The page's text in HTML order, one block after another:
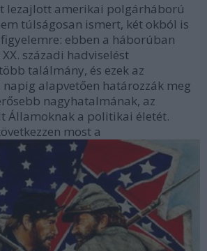
lezajlott amerikai polgárháború
túlságosan ismert, két okból is
ebben a háborúban
századi hadviselést
találmány, és ezek az
napig alapvetően határozzák meg
nagyhatalmának, az
Államoknak a politikai életét.
most a